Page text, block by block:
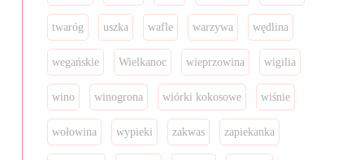
twaróg uszka wafle warzywa wędlina
wegańskie Wielkanoc wieprzowina wigilia
wino winogrona wiórki kokosowe wiśnie
wołowina wypieki zakwas zapiekanka